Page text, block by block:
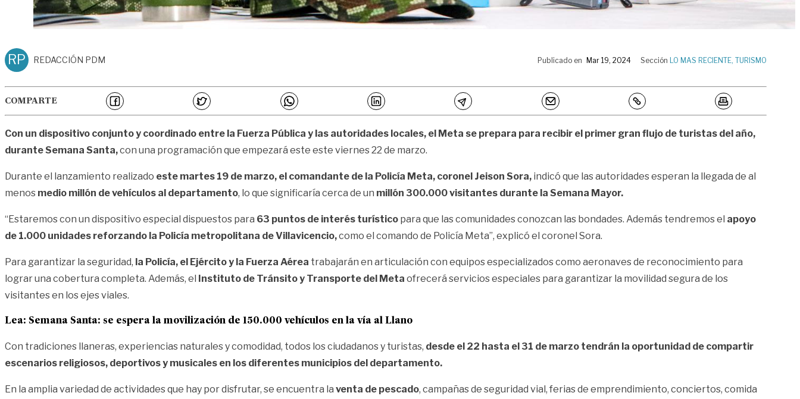
RP REDACCIÓN PDM Publicado en Mar 19, 2024 Sección LO MAS RECIENTE, TURISMO
COMPARTE
Con un dispositivo conjunto y coordinado entre la Fuerza Pública y las autoridades locales, el Meta se prepara para recibir el primer gran flujo de turistas del año,
durante Semana Santa,con una programación que empezará este este viernes 22 de marzo.
Durante el lanzamiento realizado este martes 19 de marzo, el comandante de la Policía Meta, coronel Jeison Sora, indicó que las autoridades esperan la llegada de al
menos medio millón de vehículos al departamento, lo que significaría cerca de un millón 300.000 visitantes durante la Semana Mayor.
“Estaremos con un dispositivo especial dispuestos para 63 puntos de interés turístico para que las comunidades conozcan las bondades. Además tendremos el apoyo
de 1.000 unidades reforzando la Policía metropolitana de Villavicencio,como el comando de Policía Meta”, explicó el coronel Sora.
Para garantizar la seguridad, la Policía, el Ejército y la Fuerza Aérea trabajarán en articulación con equipos especializados como aeronaves de reconocimiento para
lograr una cobertura completa. Además, el Instituto de Tránsito y Transporte del Meta ofrecerá servicios especiales para garantizar la movilidad segura de los
visitantes en los ejes viales.
Lea: Semana Santa: se espera la movilización de 150.000 vehículos en la vía al Llano
Con tradiciones llaneras, experiencias naturales y comodidad, todos los ciudadanos y turistas, desde el 22 hasta el 31 de marzo tendrán la oportunidad de compartir
escenarios religiosos, deportivos y musicales en los diferentes municipios del departamento.
En la amplia variedad de actividades que hay por disfrutar, se encuentra la venta de pescado, campañas de seguridad vial, ferias de emprendimiento, conciertos, comida